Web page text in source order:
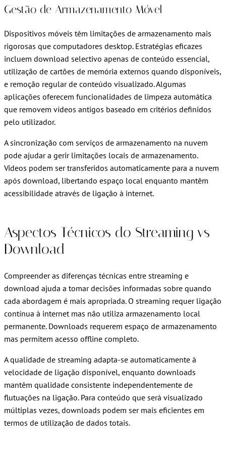
Gestão de Armazenamento Móvel
Dispositivos móveis têm limitações de armazenamento mais
rigorosas que computadores desktop. Estratégias eficazes
incluem download selectivo apenas de conteúdo essencial,
utilização de cartões de memória externos quando disponíveis,
e remoção regular de conteúdo visualizado. Algumas
aplicações oferecem funcionalidades de limpeza automática
que removem vídeos antigos baseado em critérios definidos
pelo utilizador.
A sincronização com serviços de armazenamento na nuvem
pode ajudar a gerir limitações locais de armazenamento.
Vídeos podem ser transferidos automaticamente para a nuvem
após download, libertando espaço local enquanto mantêm
acessibilidade através de ligação à internet.
Aspectos Técnicos do Streaming vs
Download
Compreender as diferenças técnicas entre streaming e
download ajuda a tomar decisões informadas sobre quando
cada abordagem é mais apropriada. O streaming requer ligação
contínua à internet mas não utiliza armazenamento local
permanente. Downloads requerem espaço de armazenamento
mas permitem acesso offline completo.
A qualidade de streaming adapta-se automaticamente à
velocidade de ligação disponível, enquanto downloads
mantêm qualidade consistente independentemente de
flutuações na ligação. Para conteúdo que será visualizado
múltiplas vezes, downloads podem ser mais eficientes em
termos de utilização de dados totais.